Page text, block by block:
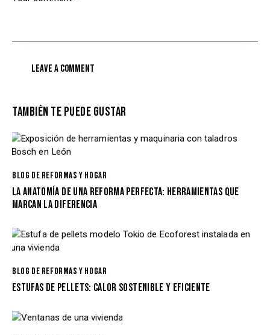
TAMBIÉN TE PUEDE GUSTAR
BLOG DE REFORMAS Y HOGAR
LA ANATOMÍA DE UNA REFORMA PERFECTA: HERRAMIENTAS QUE
MARCAN LA DIFERENCIA
BLOG DE REFORMAS Y HOGAR
ESTUFAS DE PELLETS: CALOR SOSTENIBLE Y EFICIENTE